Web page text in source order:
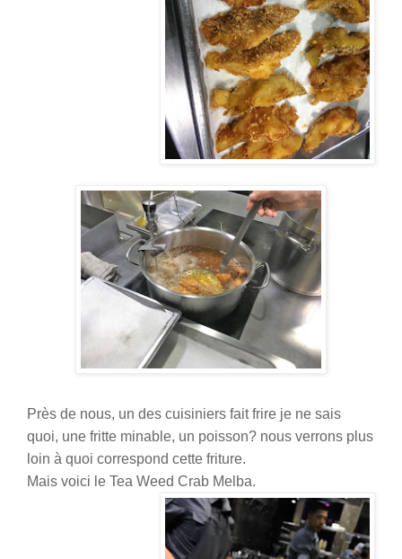
Près de nous, un des cuisiniers fait frire je ne sais
quoi, une fritte minable, un poisson? nous verrons plus
loin à quoi correspond cette friture.
Mais voici le Tea Weed Crab Melba.